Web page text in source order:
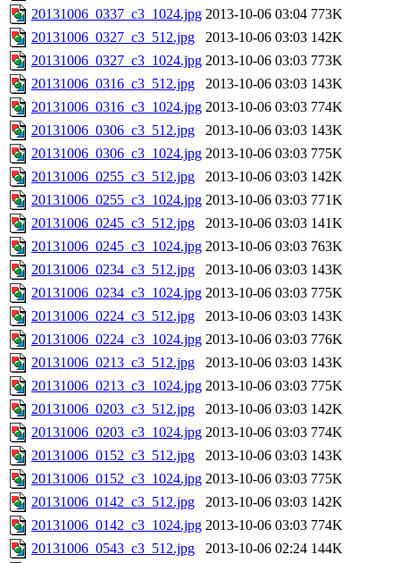
20131006_0337_c3_1024.jpg 2013-10-06 03:04 773K
20131006_0327_c3_512.jpg
2013-10-06 03:03 142K
20131006_0327_c3_1024.jpg 2013-10-06 03:03 773K
20131006_0316_c3_512.jpg
2013-10-06 03:03 143K
20131006_0316_c3_1024.jpg 2013-10-06 03:03 774K
20131006_0306_c3_512.jpg
2013-10-06 03:03 143K
20131006_0306_c3_1024.jpg 2013-10-06 03:03 775K
20131006_0255_c3_512.jpg
2013-10-06 03:03 142K
20131006_0255_c3_1024.jpg 2013-10-06 03:03 771K
20131006_0245_c3_512.jpg
2013-10-06 03:03 141K
20131006_0245_c3_1024.jpg 2013-10-06 03:03 763K
20131006_0234_c3_512.jpg
2013-10-06 03:03 143K
20131006_0234_c3_1024.jpg 2013-10-06 03:03 775K
20131006_0224_c3_512.jpg
2013-10-06 03:03 143K
20131006_0224_c3_1024.jpg 2013-10-06 03:03 776K
20131006_0213_c3_512.jpg
2013-10-06 03:03 143K
20131006_0213_c3_1024.jpg 2013-10-06 03:03 775K
20131006_0203_c3_512.jpg
2013-10-06 03:03 142K
20131006_0203_c3_1024.jpg 2013-10-06 03:03 774K
20131006_0152_c3_512.jpg
2013-10-06 03:03 143K
20131006_0152_c3_1024.jpg 2013-10-06 03:03 775K
20131006_0142_c3_512.jpg
2013-10-06 03:03 142K
20131006_0142_c3_1024.jpg 2013-10-06 03:03 774K
20131006_0543_c3_512.jpg
2013-10-06 02:24 144K